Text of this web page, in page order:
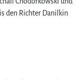
den Richter Danilkin